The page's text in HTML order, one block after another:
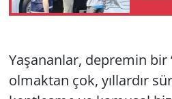
Yaşananlar, depremin bir
olmaktan çok, yıllardır